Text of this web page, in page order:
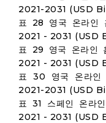
2021-2031 (USD
표 28 영국 온라인
2021 - 2031 (USD
표 29 영국 온라인
2021 - 2031 (USD
표 30 영국 온라인
2021-2031 (USD
표 31 스페인 온라
2021 - 2031 (USD